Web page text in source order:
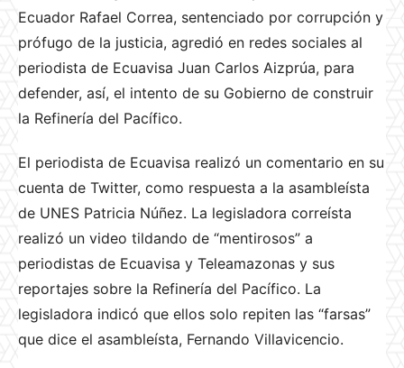
Ecuador Rafael Correa, sentenciado por corrupción y
prófugo de la justicia, agredió en redes sociales al
periodista de Ecuavisa Juan Carlos Aizprúa, para
defender, así, el intento de su Gobierno de construir
la Refinería del Pacífico.
El periodista de Ecuavisa realizó un comentario en su
cuenta de Twitter, como respuesta a la asambleísta
de UNES Patricia Núñez. La legisladora correísta
realizó un video tildando de “mentirosos” a
periodistas de Ecuavisa y Teleamazonas y sus
reportajes sobre la Refinería del Pacífico. La
legisladora indicó que ellos solo repiten las “farsas”
que dice el asambleísta, Fernando Villavicencio.